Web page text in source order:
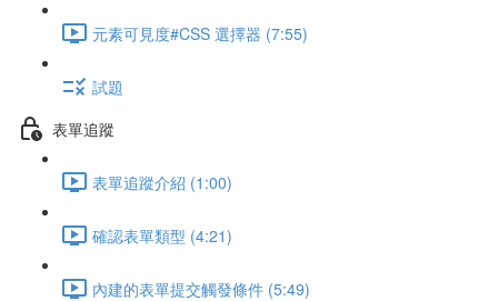
元素可見度#CSS 選擇器 (7:55)
試題
表單追蹤
表單追蹤介紹 (1:00)
確認表單類型 (4:21)
內建的表單提交觸發條件 (5:49)